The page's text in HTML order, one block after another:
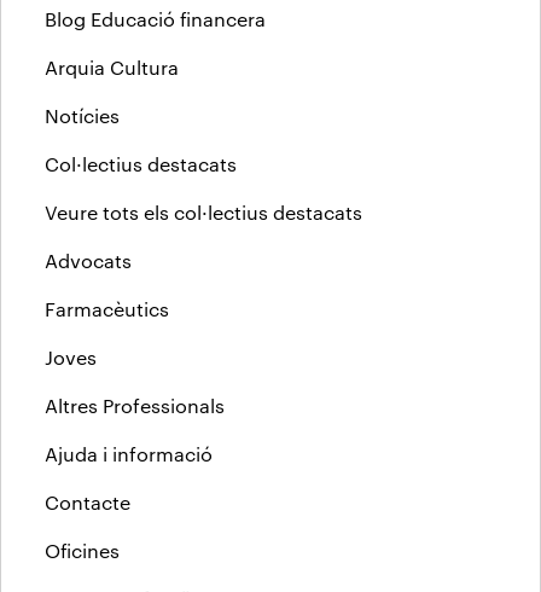
Blog Educació financera
Arquia Cultura
Notícies
Col·lectius destacats
Veure tots els col·lectius destacats
Advocats
Farmacèutics
Joves
Altres Professionals
Ajuda i informació
Contacte
Oficines